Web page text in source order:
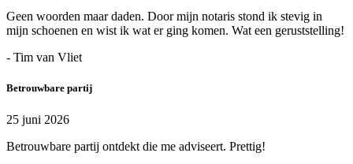
Geen woorden maar daden. Door mijn notaris stond ik stevig in
mijn schoenen en wist ik wat er ging komen. Wat een geruststelling!
- Tim van Vliet
Betrouwbare partij
25 juni 2026
Betrouwbare partij ontdekt die me adviseert. Prettig!